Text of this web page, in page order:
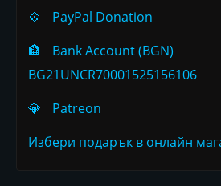
💠
PayPal Donation
🏦
Bank Account (BGN)
BG21UNCR70001525156106
💎
Patreon
Избери подарък в онлайн